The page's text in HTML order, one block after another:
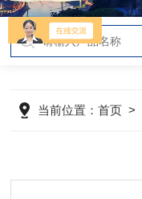
当前位置：首页 >